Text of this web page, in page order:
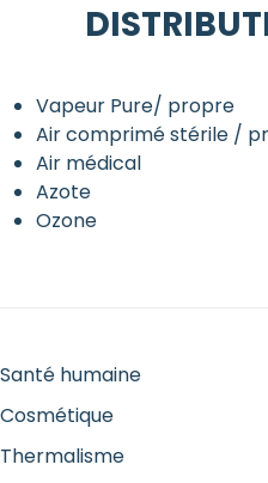
Vapeur Pure/ propre
Air comprimé stérile /
Air médical
Azote
Ozone
Santé humaine
Cosmétique
Thermalisme